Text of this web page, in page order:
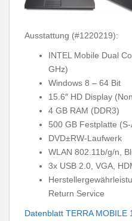
Ausstattung (#1220219):
INTEL Mobile Dual
GHz)
Windows 8 – 64 Bit
15.6″ HD Display
4 GB RAM (DDR3)
500 GB Festplatte (S-
DVD±RW-Laufwerk
WLAN 802.11b/g/n,
3x USB 2.0, VGA,
Return Service
Datenblatt TERRA MOBILE